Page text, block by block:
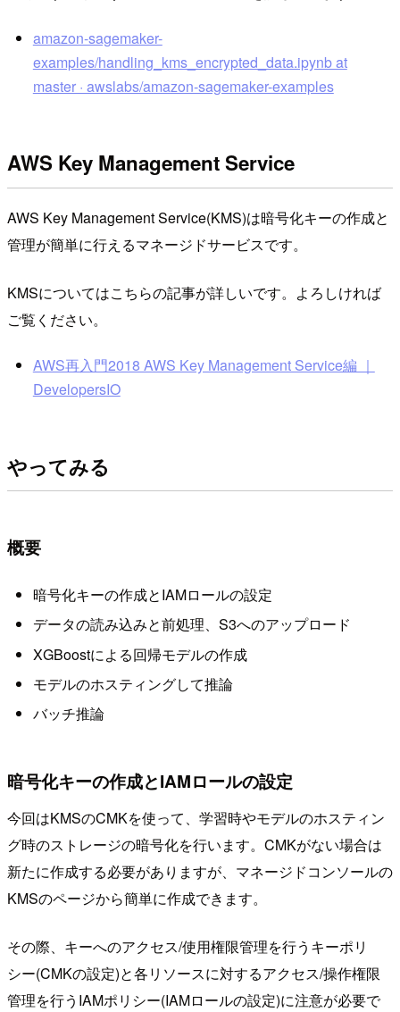
amazon-sagemaker-
examples/handling_kms_encrypted_data.ipynb at
master · awslabs/amazon-sagemaker-examples
AWS Key Management Service
AWS Key Management Service(KMS)は暗号化キーの作成と
管理が簡単に行えるマネージドサービスです。
KMSについてはこちらの記事が詳しいです。よろしければ
ご覧ください。
AWS再入門2018 AWS Key Management Service編 ｜
DevelopersIO
やってみる
概要
暗号化キーの作成とIAMロールの設定
データの読み込みと前処理、S3へのアップロード
XGBoostによる回帰モデルの作成
モデルのホスティングして推論
バッチ推論
暗号化キーの作成とIAMロールの設定
今回はKMSのCMKを使って、学習時やモデルのホスティン
グ時のストレージの暗号化を行います。CMKがない場合は
新たに作成する必要がありますが、マネージドコンソールの
KMSのページから簡単に作成できます。
その際、キーへのアクセス/使用権限管理を行うキーポリ
シー(CMKの設定)と各リソースに対するアクセス/操作権限
管理を行うIAMポリシー(IAMロールの設定)に注意が必要で